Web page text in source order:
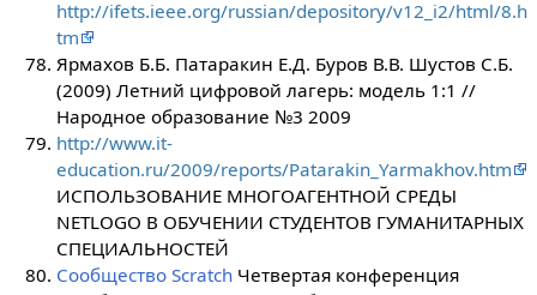
http://ifets.ieee.org/russian/depository/v12_i2/html/8.h
tm
Ярмахов Б.Б. Патаракин Е.Д. Буров В.В. Шустов С.Б.
(2009) Летний цифровой лагерь: модель 1:1 //
Народное образование №3 2009
http://www.it-
education.ru/2009/reports/Patarakin_Yarmakhov.htm
ИСПОЛЬЗОВАНИЕ МНОГОАГЕНТНОЙ СРЕДЫ
NETLOGO В ОБУЧЕНИИ СТУДЕНТОВ ГУМАНИТАРНЫХ
СПЕЦИАЛЬНОСТЕЙ
Сообщество ScratchЧетвертая конференция